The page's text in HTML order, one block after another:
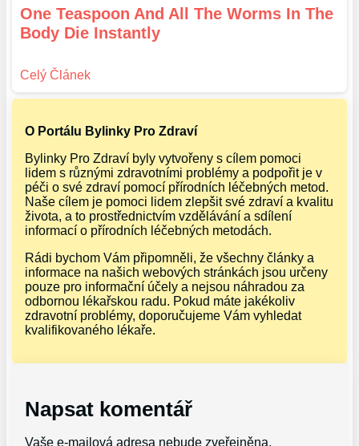
One Teaspoon And All The Worms In The
Body Die Instantly
O Portálu Bylinky Pro Zdraví
Bylinky Pro Zdraví byly vytvořeny s cílem pomoci
lidem s různými zdravotními problémy a podpořit je v
péči o své zdraví pomocí přírodních léčebných metod.
Naše cílem je pomoci lidem zlepšit své zdraví a kvalitu
života, a to prostřednictvím vzdělávání a sdílení
informací o přírodních léčebných metodách.
Rádi bychom Vám připomněli, že všechny články a
informace na našich webových stránkách jsou určeny
pouze pro informační účely a nejsou náhradou za
odbornou lékařskou radu. Pokud máte jakékoliv
zdravotní problémy, doporučujeme Vám vyhledat
kvalifikovaného lékaře.
Napsat komentář
Vaše e-mailová adresa nebude zveřejněna.